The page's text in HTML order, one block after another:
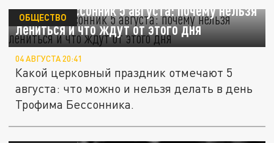
Трофим Бессонник 5 августа: почему нельзя
лениться и что ждут от этого дня
ОБЩЕСТВО
04 АВГУСТА 20:41
Какой церковный праздник отмечают 5
августа: что можно и нельзя делать в день
Трофима Бессонника.